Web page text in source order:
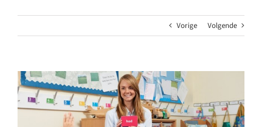
Vorige Volgende
Bekijk
grotere
afbeelding